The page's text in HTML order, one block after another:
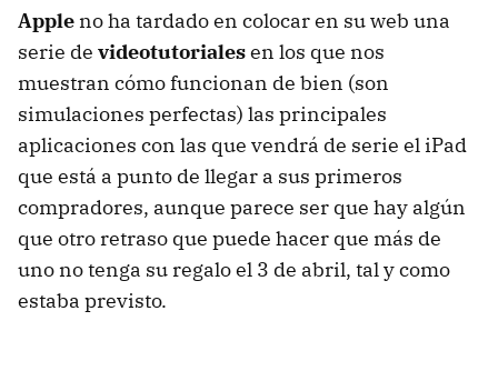
Apple no ha tardado en colocar en su web una
serie de videotutorialesen los que nos
muestran cómo funcionan de bien (son
simulaciones perfectas) las principales
aplicaciones con las que vendrá de serie el iPad
que está a punto de llegar a sus primeros
compradores, aunque parece ser que hay algún
que otro retraso que puede hacer que más de
uno no tenga su regalo el 3 de abril, tal y como
estaba previsto.